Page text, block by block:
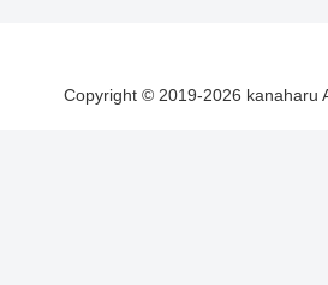
Copyright © 2019-2026 kanaharu